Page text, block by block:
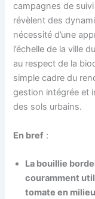
campagnes de
révèlent des
nécessité d’une
l’échelle de la ville
au respect de la
simple cadre du
gestion intégrée et
des sols urbains.
En bref :
La bouillie
couramment
tomate en